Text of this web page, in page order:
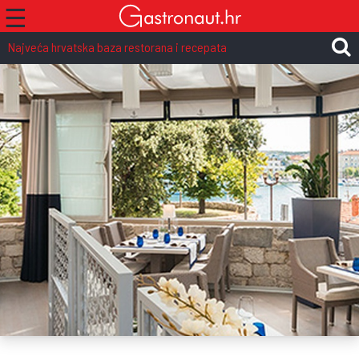
☰
Najveća hrvatska baza restorana i recepata